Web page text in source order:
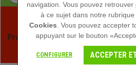
Profitez des soldes d'été chez
exclusives pour une durée
navigation. Vous pouvez
à ce sujet dans notre rubrique
Cookies . Vous pouvez accepter
appuyant sur le bouton
CONFIGURER ACCEPTER